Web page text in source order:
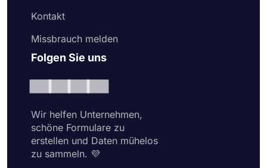
Kontakt
Missbrauch melden
Folgen Sie uns
Wir helfen Unternehmen,
schöne Formulare zu
erstellen und Daten mühelos
zu sammeln. 💜